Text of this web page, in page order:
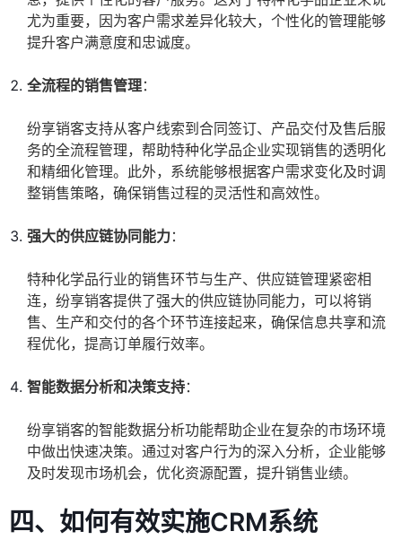
尤为重要，因为客户需求差异化较大，个性化的管理能够
提升客户满意度和忠诚度。
全流程的销售管理：
纷享销客支持从客户线索到合同签订、产品交付及售后服
务的全流程管理，帮助特种化学品企业实现销售的透明化
和精细化管理。此外，系统能够根据客户需求变化及时调
整销售策略，确保销售过程的灵活性和高效性。
强大的供应链协同能力：
特种化学品行业的销售环节与生产、供应链管理紧密相
连，纷享销客提供了强大的供应链协同能力，可以将销
售、生产和交付的各个环节连接起来，确保信息共享和流
程优化，提高订单履行效率。
智能数据分析和决策支持：
纷享销客的智能数据分析功能帮助企业在复杂的市场环境
中做出快速决策。通过对客户行为的深入分析，企业能够
及时发现市场机会，优化资源配置，提升销售业绩。
四、如何有效实施CRM系统